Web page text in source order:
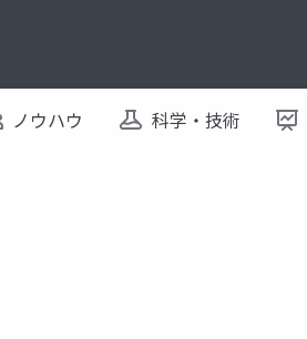
ノウハウ 科学・技術